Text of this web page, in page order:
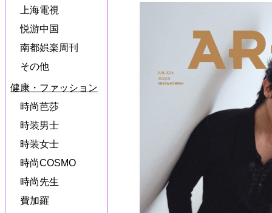
上海電視
悦游中国
南都娯楽周刊
その他
健康・ファッション
時尚芭莎
時装男士
時装女士
時尚COSMO
時尚先生
費加羅